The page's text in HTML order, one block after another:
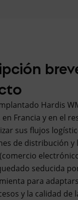
Hardis
en Francia y en el
sus flujos
de distribución y
seducida
para
y la calidad de